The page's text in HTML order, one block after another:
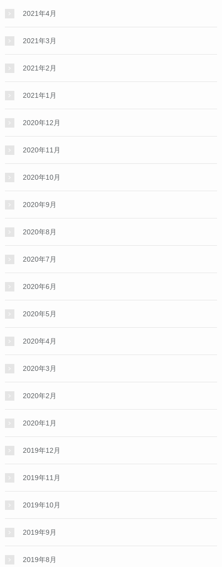
2021年4月
2021年3月
2021年2月
2021年1月
2020年12月
2020年11月
2020年10月
2020年9月
2020年8月
2020年7月
2020年6月
2020年5月
2020年4月
2020年3月
2020年2月
2020年1月
2019年12月
2019年11月
2019年10月
2019年9月
2019年8月